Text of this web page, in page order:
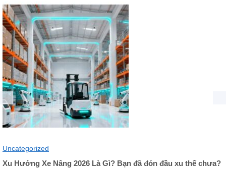
Uncategorized
Xu Hướng Xe Nâng 2026 Là Gì? Bạn đã đón đầu xu thế chưa?